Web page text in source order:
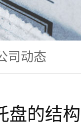
司动态
盘的结